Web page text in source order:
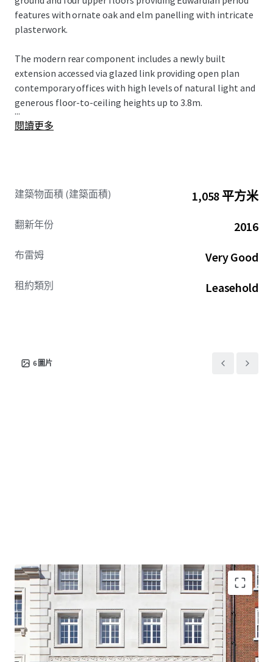
features with ornate oak and elm panelling with intricate
plasterwork.
The modern rear component includes a newly built
extension accessed via glazed link providing open plan
contemporary offices with high levels of natural light and
generous floor-to-ceiling heights up to 3.8m.
...
閱讀更多
建築物面積 (建築面積) 1,058 平方米
翻新年份 2016
布雷姆 Very Good
租約類別 Leasehold
6 圖片
An opportunity to lease or purchase a headquarters office
with London’s most prestigious address.